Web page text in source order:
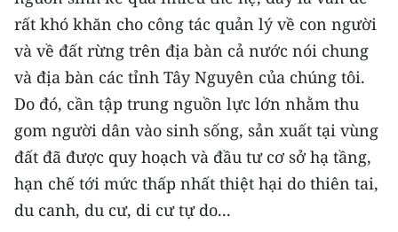
Đông Nam Bộ
Đồng bằng sông Cửu Long
Chuyên trang Hà Nội
Chuyên trang TP. Hồ Chí Minh
CHUYÊN ĐỀ
rất khó khăn cho công tác quản lý về con người
và về đất rừng trên địa bàn cả nước nói chung
và địa bàn các tỉnh Tây Nguyên của chúng tôi.
Do đó, cần tập trung nguồn lực lớn nhằm thu
gom người dân vào sinh sống, sản xuất tại vùng
đất đã được quy hoạch và đầu tư cơ sở hạ tầng,
hạn chế tới mức thấp nhất thiệt hại do thiên tai,
du canh, du cư, di cư tự do...